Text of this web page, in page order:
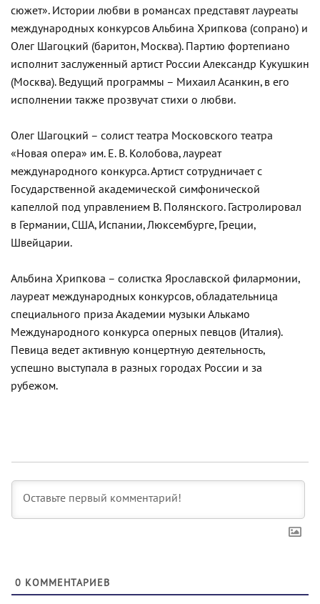
сюжет». Истории любви в романсах представят лауреаты
международных конкурсов Альбина Хрипкова (сопрано) и
Олег Шагоцкий (баритон, Москва). Партию фортепиано
исполнит заслуженный артист России Александр Кукушкин
(Москва). Ведущий программы – Михаил Асанкин, в его
исполнении также прозвучат стихи о любви.
Олег Шагоцкий – солист театра Московского театра
«Новая опера» им. Е. В. Колобова, лауреат
международного конкурса. Артист сотрудничает с
Государственной академической симфонической
капеллой под управлением В. Полянского. Гастролировал
в Германии, США, Испании, Люксембурге, Греции,
Швейцарии.
Альбина Хрипкова – солистка Ярославской филармонии,
лауреат международных конкурсов, обладательница
специального приза Академии музыки Алькамо
Международного конкурса оперных певцов (Италия).
Певица ведет активную концертную деятельность,
успешно выступала в разных городах России и за
рубежом.
0 КОММЕНТАРИЕВ